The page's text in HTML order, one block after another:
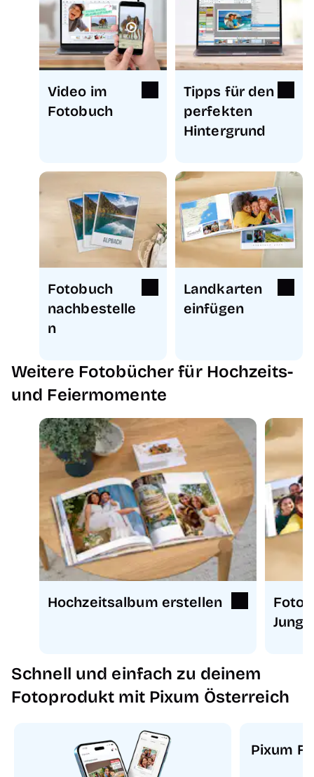
Video im
Fotobuch
Tipps für den
perfekten
Hintergrund
Fotobuch
nachbestelle
n
Landkarten
einfügen
Weitere Fotobücher für Hochzeits-
und Feiermomente
Hochzeitsalbum erstellen
Schnell und einfach zu deinem
Fotoprodukt mit Pixum Österreich
Pixum